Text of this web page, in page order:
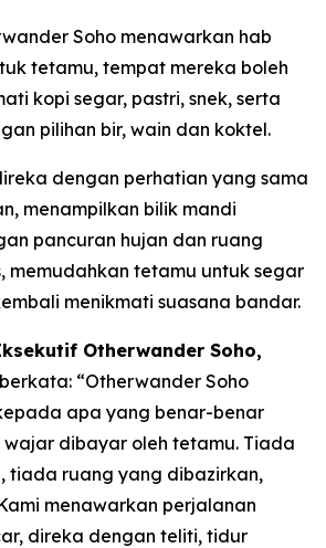
Soho menawarkan hab
tetamu, tempat mereka boleh
kopi segar, pastri, snek, serta
pilihan bir, wain dan koktel.
dengan perhatian yang sama
menampilkan bilik mandi
pancuran hujan dan ruang
memudahkan tetamu untuk segar
menikmati suasana bandar.
Otherwander Soho,
berkata: “Otherwander Soho
apa yang benar-benar
dibayar oleh tetamu. Tiada
tiada ruang yang dibazirkan,
menawarkan perjalanan
direka dengan teliti, tidur